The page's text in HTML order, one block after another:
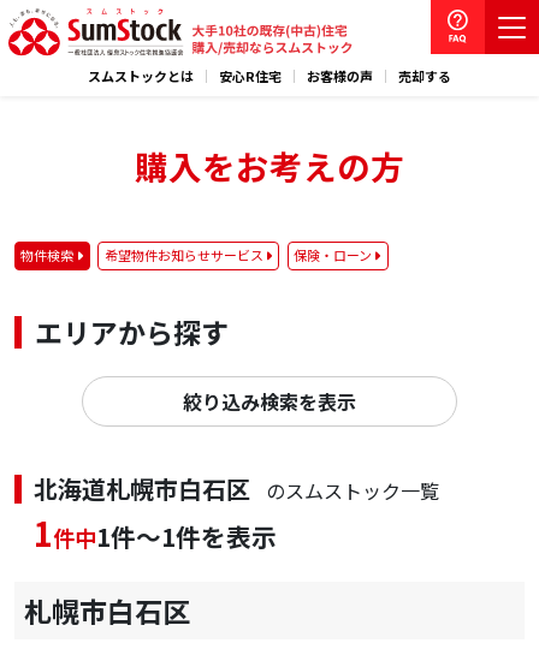
スムストックとは 安心R住宅 お客様の声 売却する
購入をお考えの方
物件検索 希望物件お知らせサービス 保険・ローン
エリアから探す
絞り込み検索を表示
北海道札幌市白石区 のスムストック一覧
1件中1件～1件を表示
札幌市白石区